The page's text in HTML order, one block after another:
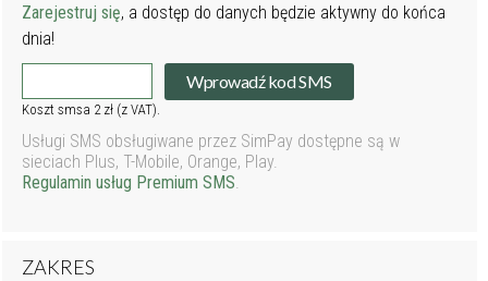
Zarejestruj się, a dostęp do danych będzie aktywny do końca
dnia!
Wprowadź kod SMS
Koszt smsa 2 zł (z VAT).
Usługi SMS obsługiwane przez SimPay dostępne są w
sieciach Plus, T-Mobile, Orange, Play.
Regulamin usług Premium SMS.
ZAKRES